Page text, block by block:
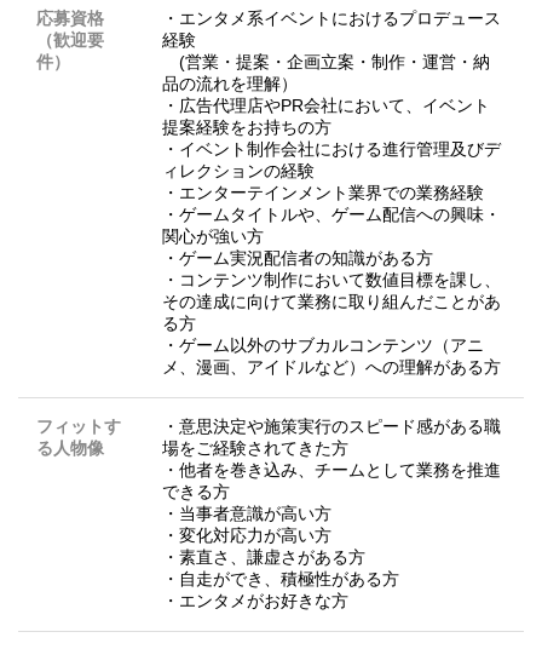
応募資格
（歓迎要
件）
・エンタメ系イベントにおけるプロデュース
経験
(営業・提案・企画立案・制作・運営・納
品の流れを理解）
・広告代理店やPR会社において、イベント
提案経験をお持ちの方
・イベント制作会社における進行管理及びデ
ィレクションの経験
・エンターテインメント業界での業務経験
・ゲームタイトルや、ゲーム配信への興味・
関心が強い方
・ゲーム実況配信者の知識がある方
・コンテンツ制作において数値目標を課し、
その達成に向けて業務に取り組んだことがあ
る方
・ゲーム以外のサブカルコンテンツ（アニ
メ、漫画、アイドルなど）への理解がある方
フィットす
る人物像
・意思決定や施策実行のスピード感がある職
場をご経験されてきた方
・他者を巻き込み、チームとして業務を推進
できる方
・当事者意識が高い方
・変化対応力が高い方
・素直さ、謙虚さがある方
・自走ができ、積極性がある方
・エンタメがお好きな方